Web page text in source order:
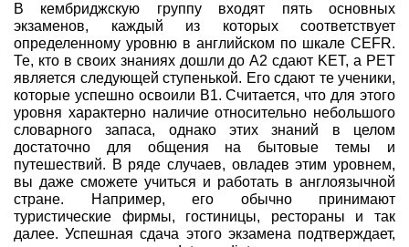
В кембриджскую группу входят пять основных
экзаменов, каждый из которых соответствует
определенному уровню в английском по шкале CEFR.
Те, кто в своих знаниях дошли до А2 сдают KET, а PET
является следующей ступенькой. Его сдают те ученики,
которые успешно освоили B1. Считается, что для этого
уровня характерно наличие относительно небольшого
словарного запаса, однако этих знаний в целом
достаточно для общения на бытовые темы и
путешествий. В ряде случаев, овладев этим уровнем,
вы даже сможете учиться и работать в англоязычной
стране. Например, его обычно принимают
туристические фирмы, гостиницы, рестораны и так
далее. Успешная сдача этого экзамена подтверждает,